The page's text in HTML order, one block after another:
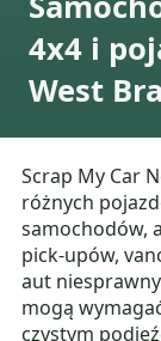
4x4 i
West
Scrap My Car
różnych
samochodów,
pick-upów,
aut
mogą
czystym